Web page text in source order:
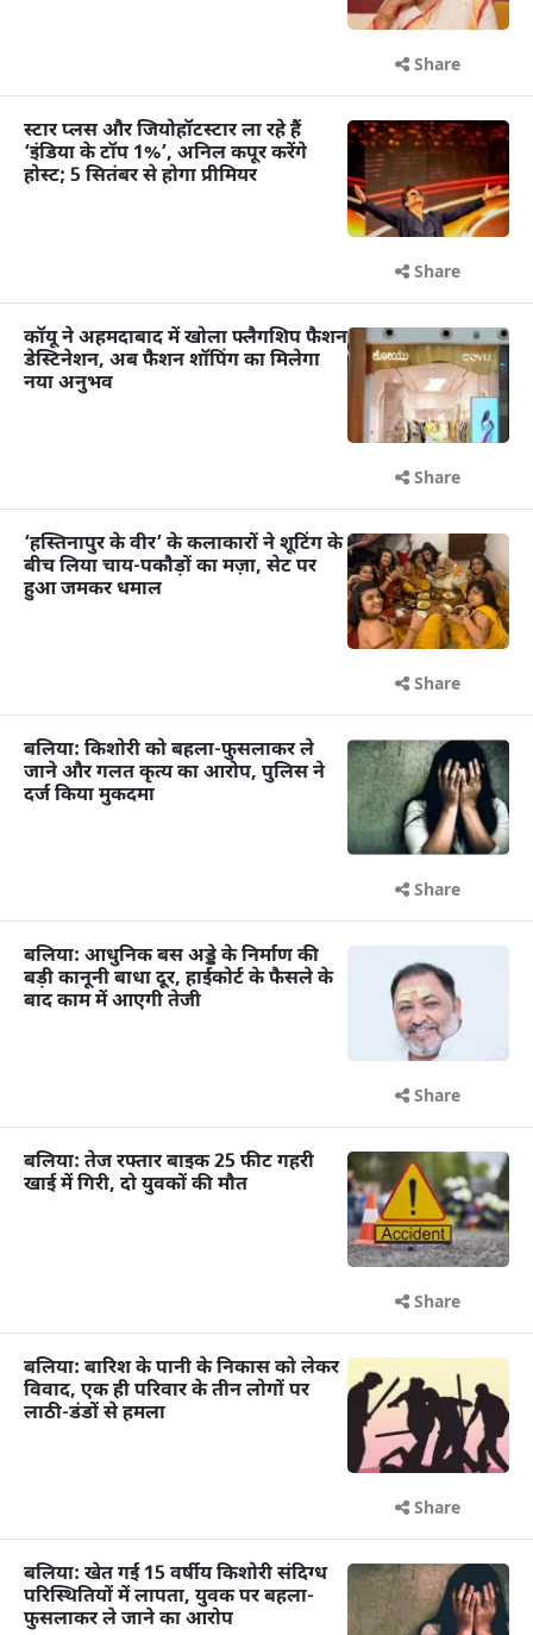
Share
स्टार प्लस और जियोहॉटस्टार ला रहे हैं
‘इंडिया के टॉप 1%’, अनिल कपूर करेंगे
होस्ट; 5 सितंबर से होगा प्रीमियर
Share
कॉयू ने अहमदाबाद में खोला फ्लैगशिप फैशन
डेस्टिनेशन, अब फैशन शॉपिंग का मिलेगा
नया अनुभव
Share
‘हस्तिनापुर के वीर’ के कलाकारों ने शूटिंग के
बीच लिया चाय-पकौड़ों का मज़ा, सेट पर
हुआ जमकर धमाल
Share
बलिया: किशोरी को बहला-फुसलाकर ले
जाने और गलत कृत्य का आरोप, पुलिस ने
दर्ज किया मुकदमा
Share
बलिया: आधुनिक बस अड्डे के निर्माण की
बड़ी कानूनी बाधा दूर, हाईकोर्ट के फैसले के
बाद काम में आएगी तेजी
Share
बलिया: तेज रफ्तार बाइक 25 फीट गहरी
खाई में गिरी, दो युवकों की मौत
Share
बलिया: बारिश के पानी के निकास को लेकर
विवाद, एक ही परिवार के तीन लोगों पर
लाठी-डंडों से हमला
Share
बलिया: खेत गई 15 वर्षीय किशोरी संदिग्ध
परिस्थितियों में लापता, युवक पर बहला-
फुसलाकर ले जाने का आरोप